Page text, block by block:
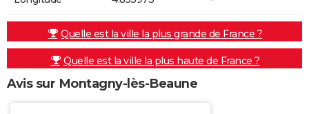
Quelle est la ville la plus grande de France ?
Quelle est la ville la plus haute de France ?
Avis sur Montagny-lès-Beaune